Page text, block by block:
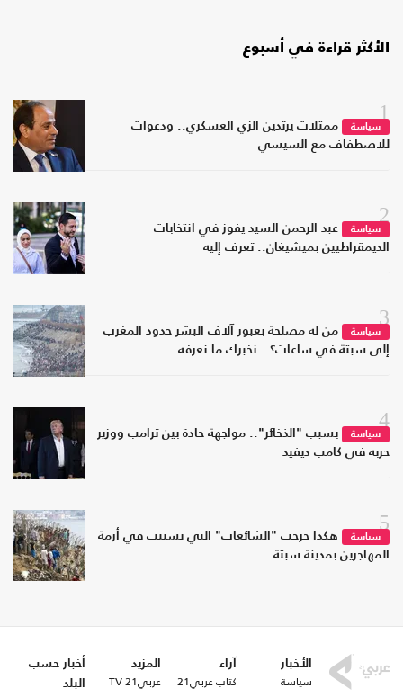
الأكثر قراءة في أسبوع
1
سياسة
ممثلات يرتدين الزي العسكري.. ودعوات
للاصطفاف مع السيسي
2
سياسة
عبد الرحمن السيد يفوز في انتخابات
الديمقراطيين بميشيغان.. تعرف إليه
3
سياسة
من له مصلحة بعبور آلاف البشر حدود المغرب
إلى سبتة في ساعات؟.. نخبرك ما نعرفه
4
سياسة
بسبب "الذخائر".. مواجهة حادة بين ترامب ووزير
حربه في كامب ديفيد
5
سياسة
هكذا خرجت "الشائعات" التي تسببت في أزمة
المهاجرين بمدينة سبتة
الأخبار
سياسة
آراء
كتاب عربي21
المزيد
عربي21 TV
أخبار حسب
البلد